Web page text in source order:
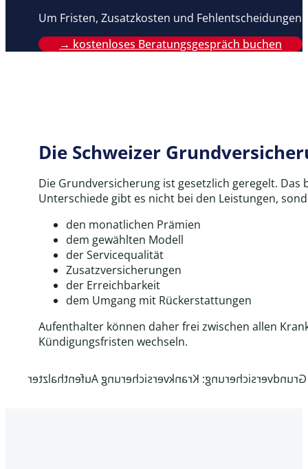
Um Fristen, Zusatzkosten und
→ kostenloses Beratungsgespräch buchen
Die Schweizer
Die Grundversicherung ist gesetzlich geregelt.
Unterschiede gibt es nicht bei den Leistungen,
den monatlichen Prämien
dem gewählten Modell
der Servicequalität
Zusatzversicherungen
der Erreichbarkeit
dem Umgang mit Rückerstattungen
Aufenthalter können daher frei zwischen allen
Kündigungsfristen wechseln.